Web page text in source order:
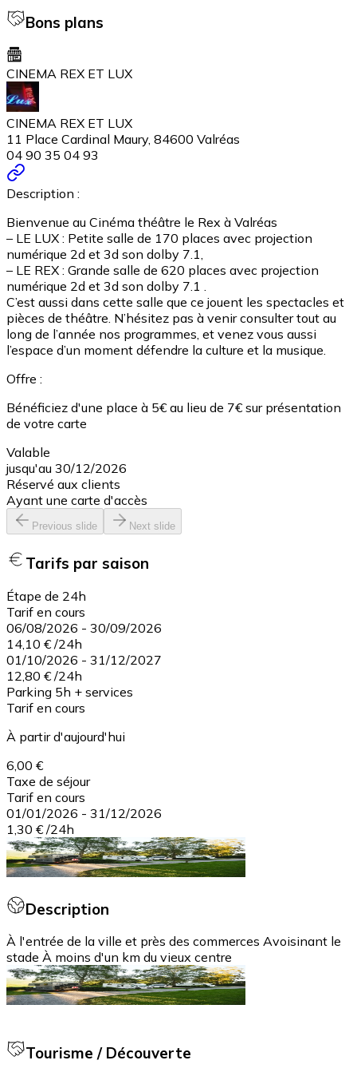
Bons plans
CINEMA REX ET LUX
CINEMA REX ET LUX
11 Place Cardinal Maury, 84600 Valréas
04 90 35 04 93
Description :
Bienvenue au Cinéma théâtre le Rex à Valréas
– LE LUX : Petite salle de 170 places avec projection
numérique 2d et 3d son dolby 7.1,
– LE REX : Grande salle de 620 places avec projection
numérique 2d et 3d son dolby 7.1 .
C’est aussi dans cette salle que ce jouent les spectacles et
pièces de théâtre. N’hésitez pas à venir consulter tout au
long de l’année nos programmes, et venez vous aussi
l’espace d’un moment défendre la culture et la musique.
Offre :
Bénéficiez d'une place à 5€ au lieu de 7€ sur présentation
de votre carte
Valable
jusqu'au 30/12/2026
Réservé aux clients
Ayant une carte d'accès
Previous slide Next slide
Tarifs par saison
Étape de 24h
Tarif en cours
06/08/2026 - 30/09/2026
14,10 € /24h
01/10/2026 - 31/12/2027
12,80 € /24h
Parking 5h + services
Tarif en cours
À partir d'aujourd'hui
6,00 €
Taxe de séjour
Tarif en cours
01/01/2026 - 31/12/2026
1,30 € /24h
Description
À l'entrée de la ville et près des commerces Avoisinant le
stade À moins d'un km du vieux centre
Tourisme / Découverte